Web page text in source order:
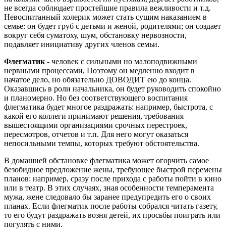
не всегда соблюдает простейшие правила вежливости и т.д.
Невоспитанный холерик может стать сущим наказанием в
семье: он будет груб с детьми и женой, родителями; он создает
вокруг себя суматоху, шум, обстановку нервозности,
подавляет инициативу других членов семьи.
Флегматик - человек с сильными но малоподвижными
нервными процессами, Поэтому он медленно входит в
начатое дело, но обязательно ДОВОДИТ ею до конца.
Оказавшись в роли начальника, он будет руководить спокойно
и планомерно. Но без соответствующего воспитания
флегматика будет многое раздражать: например, быстрота, с
какой его коллеги принимают решения, требования
вышестоящими организациями срочных перестроек,
пересмотров, отчетов и т.п. Для него могут оказаться
непосильными темпы, которых требуют обстоятельства.
В домашней обстановке флегматика может огорчить самое
безобидное предложение жены, требующее быстрой перемены
планов: например, сразу после прихода с работы пойти в кино
или в театр. В этих случаях, зная особенности темперамента
мужа, жене следовало бы заранее предупредить его о своих
планах. Если флегматик после работы собрался читать газету,
то его будут раздражать возня детей, их просьбы поиграть или
погулять с ними.